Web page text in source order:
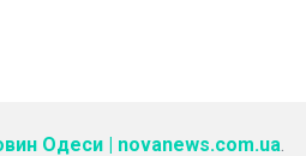
Одеси | novanews.com.ua